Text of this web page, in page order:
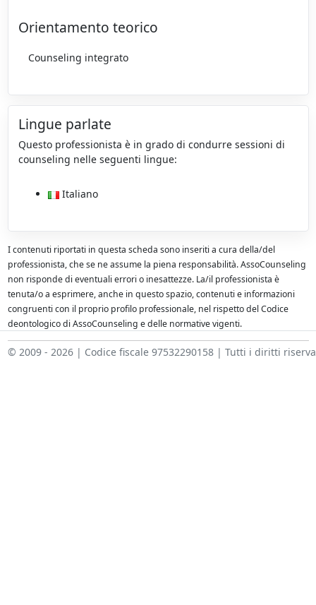
Orientamento teorico
Counseling integrato
Lingue parlate
Questo professionista è in grado di condurre sessioni di
counseling nelle seguenti lingue:
Italiano
I contenuti riportati in questa scheda sono inseriti a cura della/del
professionista, che se ne assume la piena responsabilità. AssoCounseling
non risponde di eventuali errori o inesattezze. La/il professionista è
tenuta/o a esprimere, anche in questo spazio, contenuti e informazioni
congruenti con il proprio profilo professionale, nel rispetto del Codice
deontologico di AssoCounseling e delle normative vigenti.
© 2009 - 2026 | Codice fiscale 97532290158 | Tutti i diritti